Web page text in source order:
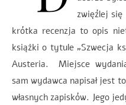
zwięźlej
krótka recenzja to opis
książki o tytule „Szwecja
Austeria. Miejsce
sam wydawca napisał jest
własnych zapisków. Jego